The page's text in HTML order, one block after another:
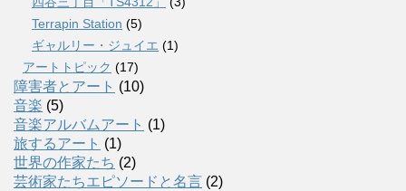
Terrapin Station (5)
ギャルリー・ジュイエ (1)
アートトピック (17)
障害者とアート (10)
音楽 (5)
音楽アルバムアート (1)
旅するアート (1)
世界の作家たち (2)
芸術家たちエピソードと名言 (2)